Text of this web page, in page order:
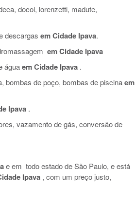
docol, lorenzetti, madute,
descargas em Cidade Ipava.
em Cidade Ipava
águaem Cidade Ipava .
bombas de poço, bombas de piscinaem
Ipava .
vazamento de gás, conversão de
e em todo estado de São Paulo, e está
Ipava , com um preço justo,